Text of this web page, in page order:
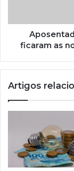
regras
ficaram as
Artigos